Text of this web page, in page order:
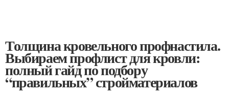
Толщина кровельного профнастила.
Выбираем профлист для кровли:
полный гайд по подбору
“правильных” стройматериалов